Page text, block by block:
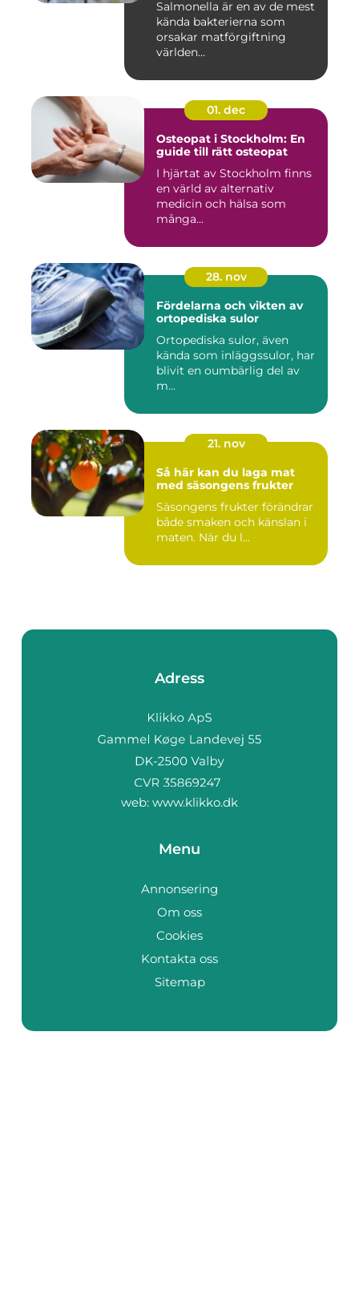
Salmonella är en av de mest
kända bakterierna som
orsakar matförgiftning
världen...
01. dec
Osteopat i Stockholm: En
guide till rätt osteopat
I hjärtat av Stockholm finns
en värld av alternativ
medicin och hälsa som
många...
28. nov
Fördelarna och vikten av
ortopediska sulor
Ortopediska sulor, även
kända som inläggssulor, har
blivit en oumbärlig del av
m...
21. nov
Så här kan du laga mat
med säsongens frukter
Säsongens frukter förändrar
både smaken och känslan i
maten. När du l...
Adress
web: www.klikko.dk
Menu
Annonsering
Om oss
Cookies
Kontakta oss
Sitemap